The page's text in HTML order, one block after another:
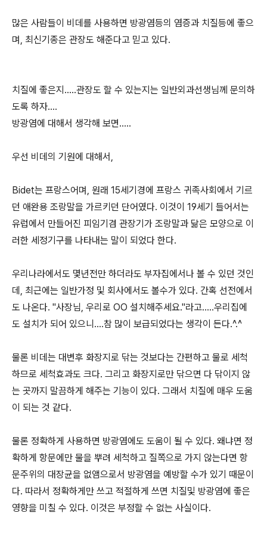
많은 사람들이 비데를 사용하면 방광염등의 염증과 치질등에 좋으
며, 최신기종은 관장도 해준다고 믿고 있다.
치질에 좋은지.....관장도 할 수 있는지는 일반외과선생님께 문의하
도록 하자....
방광염에 대해서 생각해 보면.....
우선 비데의 기원에 대해서,
Bidet는 프랑스어며, 원래 15세기경에 프랑스 귀족사회에서 기르
던 애완용 조랑말을 가르키던 단어였다. 이것이 19세기 들어서는
유럽에서 만들어진 피임기겸 관장기가 조랑말과 닮은 모양으로 이
러한 세정기구를 나타내는 말이 되었다 한다.
우리나라에서도 몇년전만 하더라도 부자집에서나 볼 수 있던 것인
데, 최근에는 일반가정 및 회사에서도 볼수가 있다. 간혹 선전에서
도 나온다. "사장님, 우리로 OO 설치해주세요."라고.....우리집에
도 설치가 되어 있으니....참 많이 보급되었다는 생각이 든다.^.^
물론 비데는 대변후 화장지로 닦는 것보다는 간편하고 물로 세척
하므로 세척효과도 크다. 그리고 화장지로만 닦으면 다 닦이지 않
는 곳까지 말끔하게 해주는 기능이 있다. 그래서 치질에 매우 도움
이 되는 것 같다.
물론 정확하게 사용하면 방광염에도 도움이 될 수 있다. 왜냐면 정
확하게 항문에만 물을 뿌려 세척하고 질쪽으로 가지 않는다면 항
문주위의 대장균을 없앰으로서 방광염을 예방할 수가 있기 때문이
다. 따라서 정확하게만 쓰고 적절하게 쓰면 치질및 방광염에 좋은
영향을 미칠 수 있다. 이것은 부정할 수 없는 사실이다.